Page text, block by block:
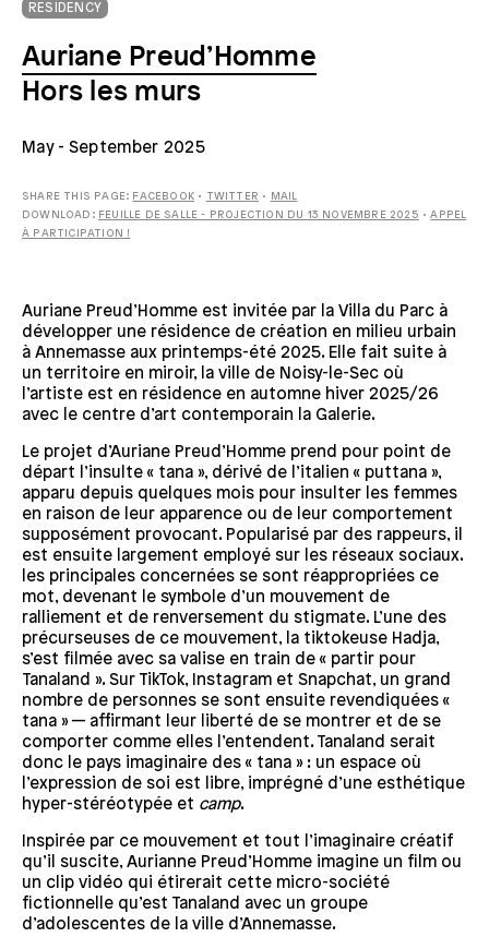
RESIDENCY
Auriane Preud’Homme
Hors les murs
May - September 2025
SHARE THIS PAGE: FACEBOOK • TWITTER •
MAIL
DOWNLOAD: FEUILLE DE SALLE - PROJECTION DU 13 NOVEMBRE 2025 • APPEL
À PARTICIPATION !
Auriane Preud’Homme est invitée par la Villa du Parc à
développer une résidence de création en milieu urbain
à Annemasse aux printemps-été 2025. Elle fait suite à
un territoire en miroir, la ville de Noisy-le-Sec où
l’artiste est en résidence en automne hiver 2025/26
avec le centre d’art contemporain la Galerie.
Le projet d’Auriane Preud’Homme prend pour point de
départ l’insulte « tana », dérivé de l’italien « puttana »,
apparu depuis quelques mois pour insulter les femmes
en raison de leur apparence ou de leur comportement
supposément provocant. Popularisé par des rappeurs, il
est ensuite largement employé sur les réseaux sociaux.
les principales concernées se sont réappropriées ce
mot, devenant le symbole d’un mouvement de
ralliement et de renversement du stigmate. L’une des
précurseuses de ce mouvement, la tiktokeuse Hadja,
s’est filmée avec sa valise en train de « partir pour
Tanaland ». Sur TikTok, Instagram et Snapchat, un grand
nombre de personnes se sont ensuite revendiquées «
tana » — affirmant leur liberté de se montrer et de se
comporter comme elles l’entendent. Tanaland serait
donc le pays imaginaire des « tana » : un espace où
l’expression de soi est libre, imprégné d’une esthétique
hyper-stéréotypée et camp.
Inspirée par ce mouvement et tout l’imaginaire créatif
qu’il suscite, Aurianne Preud’Homme imagine un film ou
un clip vidéo qui étirerait cette micro-société
fictionnelle qu’est Tanaland avec un groupe
d’adolescentes de la ville d’Annemasse.